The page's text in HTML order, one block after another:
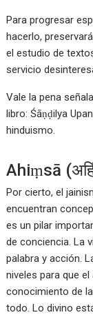
Para progresar
hacerlo,
el estudio de
servicio
Vale la pena
libro: Śāṇḍilya
hinduismo.
Ahiṃsā
Por cierto, el
encuentran
es un pilar
de conciencia. La
palabra y acción.
niveles para que
conocimiento de
todo. Lo divino